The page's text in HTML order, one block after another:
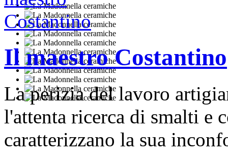
Il maestro Costantino
La perizia del lavoro
l'attenta ricerca di smalti
caratterizzano la sua